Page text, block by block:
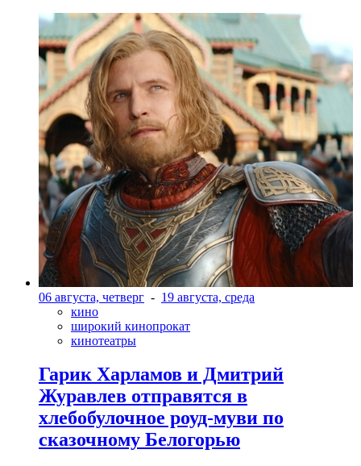
06 августа, четверг - 19 августа, среда
кино
широкий кинопрокат
кинотеатры
Гарик Харламов и Дмитрий
Журавлев отправятся в
хлебобулочное роуд-муви по
сказочному Белогорью